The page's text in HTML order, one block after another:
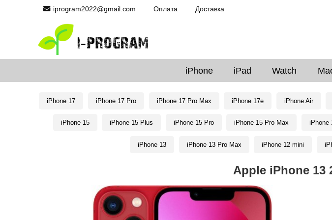
iprogram2022@gmail.com Оплата Доставка
iPhone iPad Watch
iPhone 17 iPhone 17 Pro iPhone 17 Pro Max iPhone 17e iPhone Air
iPhone 15 iPhone 15 Plus iPhone 15 Pro iPhone 15 Pro Max iPhone
iPhone 13 iPhone 13 Pro Max iPhone 12 mini
Apple iPhone 13